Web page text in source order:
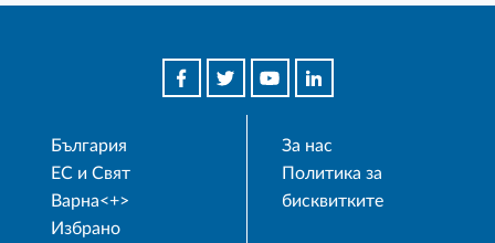
България
ЕС и Свят
Варна<+>
Избрано
За нас
Политика за
бисквитките